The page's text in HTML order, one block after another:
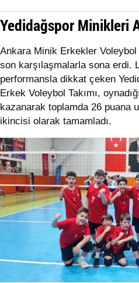
Yedidağspor Minikleri
Ankara Minik Erkekler
son karşılaşmalarla sona erdi.
performansla dikkat çeken
Erkek Voleybol Takımı,
kazanarak toplamda 26 puana
ikincisi olarak tamamladı.